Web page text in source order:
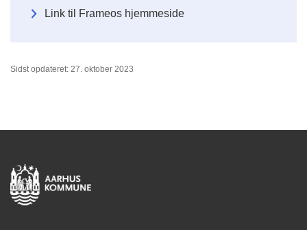
Link til Frameos hjemmeside
Sidst opdateret: 27. oktober 2023